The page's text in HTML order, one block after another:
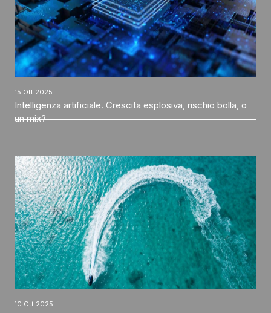
15 Ott 2025
Intelligenza artificiale. Crescita esplosiva, rischio bolla, o
un mix?
10 Ott 2025